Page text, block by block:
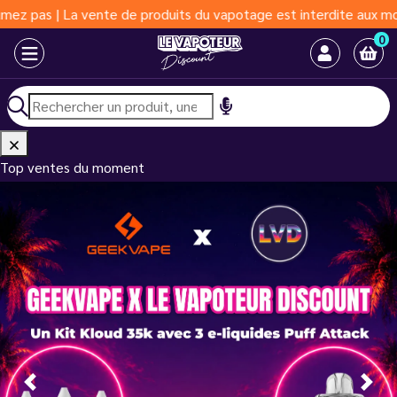
produits du vapotage est interdite aux moins de 18 ans |
0
Top ventes du moment